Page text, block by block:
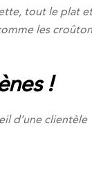
tout le plat et
les
!
d’une clientèle